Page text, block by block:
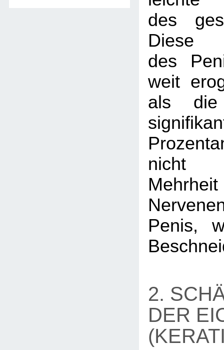
des
Diese
des
weit
als
nicht
Penis,
2.
DER